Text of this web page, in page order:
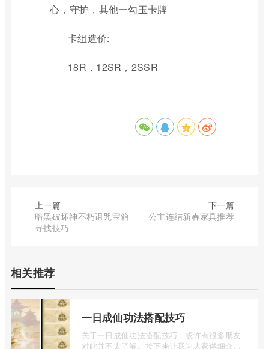
心，守护，其他一勾玉卡牌
卡组造价:
18R，12SR，2SSR
上一篇
暗黑破坏神不朽诅咒宝箱
寻找技巧
下一篇
公主连结新春家具推荐
相关推荐
一日成仙功法搭配技巧
关于一日成仙功法搭配技巧，或许有很多朋友
对此并不太了解。接下来让我为大家详细介绍